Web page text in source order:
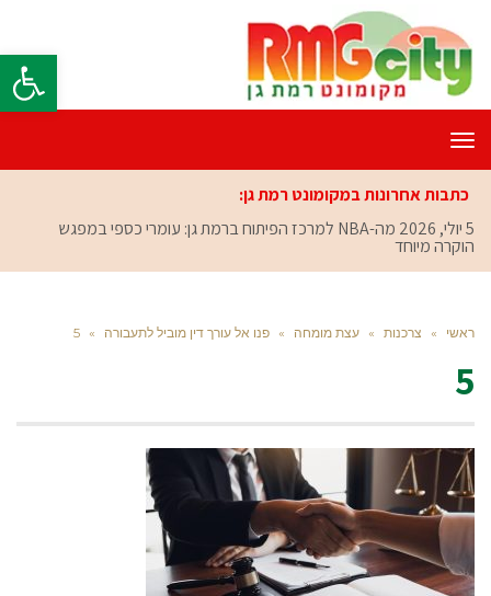
פתח
תפריט
כתבות אחרונות במקומונט רמת גן:
5 יולי, 2026
מה-NBA למרכז הפיתוח ברמת גן: עומרי כספי במפגש
הוקרה מיוחד
ראשי » צרכנות » עצת מומחה » פנו אל עורך דין מוביל לתעבורה »
5
5